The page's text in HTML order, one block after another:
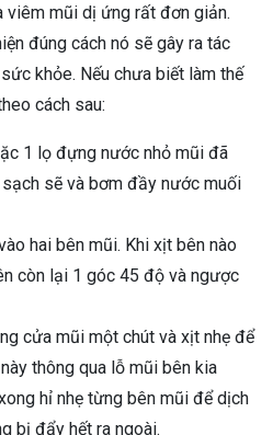
viêm mũi dị ứng rất đơn giản.
đúng cách nó sẽ gây ra tác
khỏe. Nếu chưa biết làm thế
cách sau:
1 lọ đựng nước nhỏ mũi đã
sẽ và bơm đầy nước muối
hai bên mũi. Khi xịt bên nào
còn lại 1 góc 45 độ và ngược
cửa mũi một chút và xịt nhẹ để
thông qua lỗ mũi bên kia
hỉ nhẹ từng bên mũi để dịch
bị đẩy hết ra ngoài.